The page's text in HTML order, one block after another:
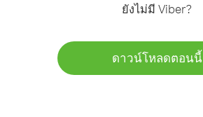
ยังไม่มี Viber?
ดาวน์โหลดตอนนี้